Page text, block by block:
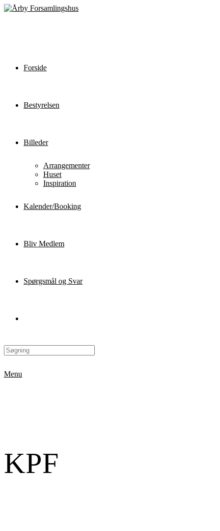
Forside
Bestyrelsen
Billeder
Arrangementer
Huset
Inspiration
Kalender/Booking
Bliv Medlem
Spørgsmål og Svar
Menu
KPF